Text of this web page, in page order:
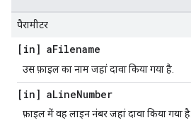
पैरामीटर
[in] aFilename
उस फ़ाइल का नाम जहां दावा किया गया है.
[in] aLineNumber
फ़ाइल में वह लाइन नंबर जहां दावा किया गया है.